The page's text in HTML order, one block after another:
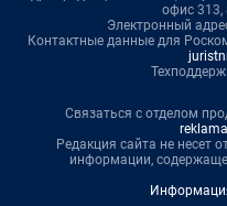
офис 313,
Электронный
Контактные данные для
Связаться с отделом
Редакция сайта не несет
информации,